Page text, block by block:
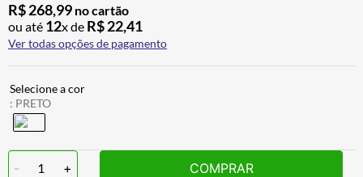
R$268,99 no cartão
ou até 12x de R$22,41
Ver todas opções de pagamento
: PRETO
- 1 + COMPRAR